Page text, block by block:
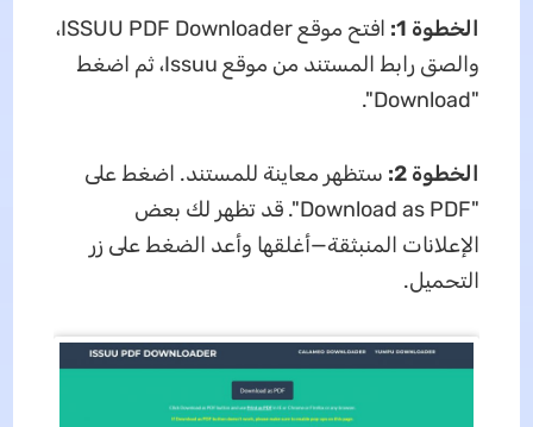
الخطوة 1:
افتح موقع ISSUU PDF Downloader،
والصق رابط المستند من موقع Issuu، ثم اضغط
"Download".
الخطوة 2:
ستظهر معاينة للمستند. اضغط على
"Download as PDF". قد تظهر لك بعض
الإعلانات المنبثقة—أغلقها وأعد الضغط على زر
التحميل.